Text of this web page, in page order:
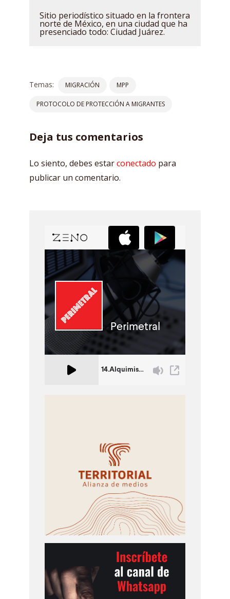
Sitio periodístico situado en la frontera
norte de México, en una ciudad que ha
presenciado todo: Ciudad Juárez.
Temas: MIGRACIÓN MPP
PROTOCOLO DE PROTECCIÓN A MIGRANTES
Deja tus comentarios
Lo siento, debes estarconectado para
publicar un comentario.